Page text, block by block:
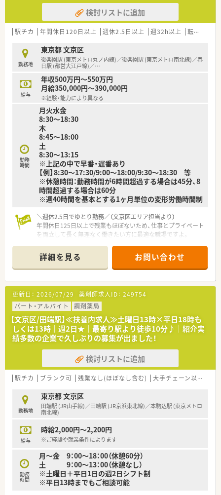
【想定される業務内容】
■処方箋に基づく調剤業務や調剤過誤を防ぐための厳格な監査
業務を丁寧に行っていただきます。
療の向上に貢献していきます。
■店舗での調剤業務に加えて広報担当としてWebサイトやSNS
等の運用補助も行います。
【勤務実態について】
■日曜日や祝日に加えてシフトに応じたお休みを取得できる安
定した休日体系となっています。
■法定通りしっかりと有給休暇を取得できる環境でありプライ
ベートの予定も立てやすいです。
■残業が発生した場合には時間外手当が全額支給されるため安
心して毎日の勤務に臨めます。
検討リストに追加
駅チカ 年間休日120日以上 週休2.5日以上 週32h以上 転勤なし
勤務地
東京都 文京区
後楽園駅 (東京メトロ丸ノ内線)／後楽園駅 (東京メトロ南北線)／春
日駅 (都営大江戸線)／…
給与
年収500万円～550万円
月給350,000円～390,000円
※経験・能力により異なる
勤務
時間
月火水金
8:30～18:30
木
8:45～18:00
土
8:30～13:15
※上記の中で早番・遅番あり
【例】8:30～17:30/9:00～18:00/9:30～18:30 等
※休憩時間：勤務時間が6時間超過する場合は45分、8
時間超過する場合は60分
※週40時間を基本とする1ヶ月単位の変形労働時間制
＼週休2.5日でゆとり勤務／（文京区エリア担当より）
年間休日125日以上で残業もほぼないため、仕事とプライベート
を両立して長く無理なく働きたい方に最適な職場ですよ。
【店舗情報と応需状況について】
■最寄りの春日駅や後楽園駅から徒歩2分と非常に近く、都営線
や東京メトロなど複数路線が使えて通勤に便利です。
■応需科目は内科や呼吸器科、循環器科、産婦人科、皮膚科など
で、1日あたりの処方箋枚数は60枚程度となっています。
■勤務体制は常時薬剤師2名から3名と事務員が在籍しており、
一人ひとりがゆとりをもって業務に取り組める環境です。
【法人特徴について】
■昭和25年に創業し関東を中心に展開する調剤専門薬局で、70
年以上の歴史と安定した経営基盤を誇ります。
■伝統を守りつつも最新設備を積極的に導入し、地域医療の一翼
を担う調剤薬局として高い誇りを持っています。
■現場の薬剤師が本来の業務に専念できるように環境を整え、安
【求人情報について】
■ご経験やこれまでの能力を最大限に考慮した上で、年収500万
■年2回で計4.2ヶ月分の賞与支給実績があり、個人の頑張りや貢
献が給与にしっかり還元される仕組みです。
をサポートする各種手当も充実しております。
【勤務実態について】
■メイン処方元の診療時間が早めに終了するため、残業は月5時
詳細を見る お問い合わせ
更新日： 2026/07/29 薬剤師求人ID： 249754
パート・アルバイト
調剤薬局
【文京区/田端駅】≪扶養内求人≫土曜日13時×平日18時も
しくは13時｜週2日★｜最寄り駅より徒歩10分♪｜紹介実
績多数の企業で久しぶりの募集が出ました！
検討リストに追加
駅チカ ブランク可 残業なし(ほぼなし含む) 大手チェーン以外
勤務地
東京都 文京区
田端駅 (JR山手線)／田端駅 (JR京浜東北線)／本駒込駅 (東京メトロ
南北線)
給与
時給2,000円～2,200円
※ご経験や就業条件によります
勤務
時間
月～金 9：00～18：00（休憩60分）
土 9：00～13：00（休憩なし）
※土曜日＋平日1日の週2日シフト制
※平日13時までもご相談可能